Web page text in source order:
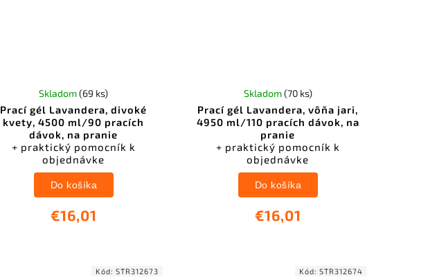
Prací gél Lavandera, divoké
kvety, 4500 ml/90 pracích
dávok, na pranie
+ praktický pomocník k
objednávke
Skladom(69 ks)
€16,01
Do košíka
Prací gél Lavandera, vôňa jari,
4950 ml/110 pracích dávok, na
pranie
+ praktický pomocník k
objednávke
Skladom(70 ks)
€16,01
Do košíka
Kód:STR312673 Kód:STR312674